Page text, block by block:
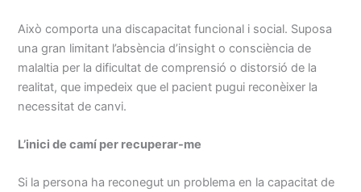
Això comporta una discapacitat funcional i social. Suposa
una gran limitant l’absència d’insight o consciència de
malaltia per la dificultat de comprensió o distorsió de la
realitat, que impedeix que el pacient pugui reconèixer la
necessitat de canvi.
L’inici de camí per recuperar-me
Si la persona ha reconegut un problema en la capacitat de